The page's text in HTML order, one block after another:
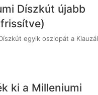
Díszkút újabb
egyik oszlopát a Klauzál
ki a Milleniumi